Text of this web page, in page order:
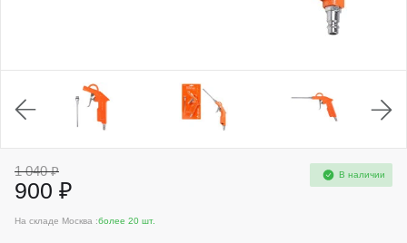
1 040 ₽
900 ₽
В наличии
На складе Москва :более 20 шт.